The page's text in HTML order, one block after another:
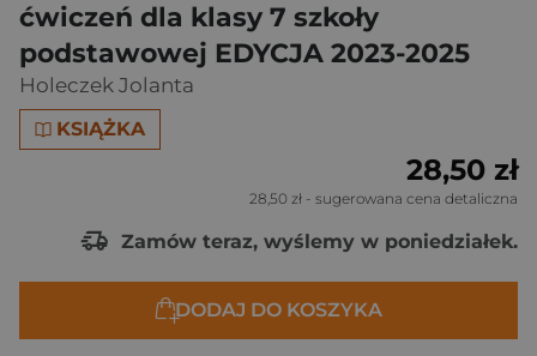
ćwiczeń dla klasy 7 szkoły
podstawowej EDYCJA 2023-2025
Holeczek Jolanta
KSIĄŻKA
28,50 zł
28,50 zł - sugerowana cena detaliczna
Zamów teraz, wyślemy w poniedziałek.
DODAJ DO KOSZYKA